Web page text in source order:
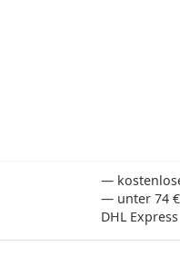
unter 74
DHL Express